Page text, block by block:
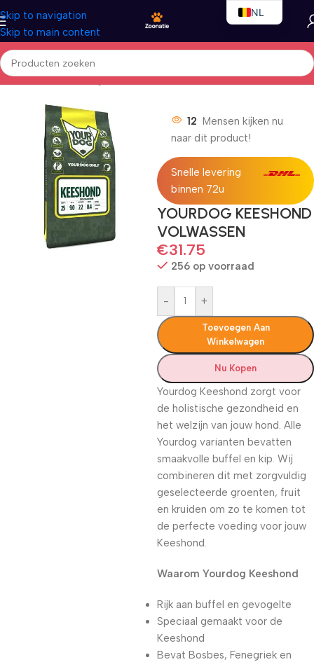
Skip to navigation
Skip to main content
Home/Honden/Droogvoer
12 Mensen kijken nu
naar dit product!
Snelle levering
binnen 72u
YOURDOG KEESHOND
VOLWASSEN
€31.75
256 op voorraad
- +
Toevoegen Aan
Winkelwagen
Nu Kopen
Yourdog Keeshond zorgt voor
de holistische gezondheid en
het welzijn van jouw hond. Alle
Yourdog varianten bevatten
smaakvolle buffel en kip. Wij
combineren dit met zorgvuldig
geselecteerde groenten, fruit
en kruiden om zo te komen tot
de perfecte voeding voor jouw
Keeshond.
Waarom Yourdog Keeshond
Rijk aan buffel en gevogelte
Speciaal gemaakt voor de
Keeshond
Bevat Bosbes, Fenegriek en
NL